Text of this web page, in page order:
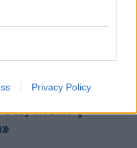
Privacy Policy
Αυτό που μου
ότι πήγε 2-3
ότι τα μέτρα
απλώς